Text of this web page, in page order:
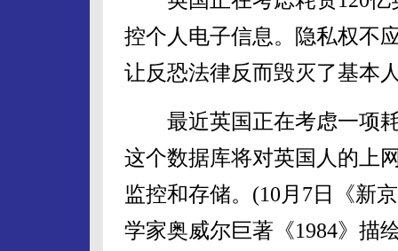
控个人电子信息。隐私权不
让反恐法律反而毁灭了基本
最近英国正在考虑一项耗
这个数据库将对英国人的上
监控和存储。(10月7日《新
学家奥威尔巨著《1984》描